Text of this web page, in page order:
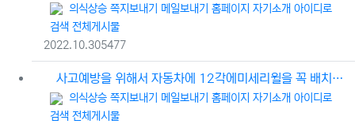
등록자의식상승 쪽지보내기 메일보내기 홈페이지 자기소개 아이디로
검색 전체게시물
등록일
2022.10.30조회
5477
사고예방을 위해서 자동차에 12각에미세리윌을 꼭 배치해 두세요.
등록자의식상승 쪽지보내기 메일보내기 홈페이지 자기소개 아이디로
검색 전체게시물